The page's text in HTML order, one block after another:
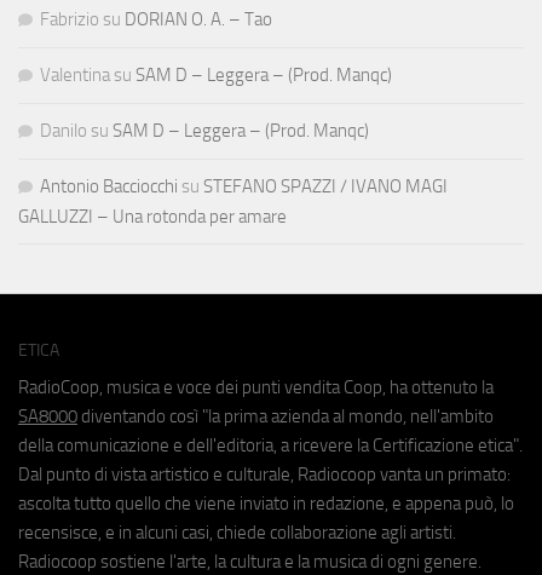
Fabrizio su DORIAN O. A. – Tao
Valentina su SAM D – Leggera – (Prod. Manqc)
Danilo su SAM D – Leggera – (Prod. Manqc)
Antonio Bacciocchi su STEFANO SPAZZI / IVANO MAGI
GALLUZZI – Una rotonda per amare
ETICA
RadioCoop, musica e voce dei punti vendita Coop, ha ottenuto la
SA8000 diventando così "la prima azienda al mondo, nell'ambito
della comunicazione e dell'editoria, a ricevere la Certificazione etica".
Dal punto di vista artistico e culturale, Radiocoop vanta un primato:
ascolta tutto quello che viene inviato in redazione, e appena può, lo
recensisce, e in alcuni casi, chiede collaborazione agli artisti.
Radiocoop sostiene l'arte, la cultura e la musica di ogni genere.